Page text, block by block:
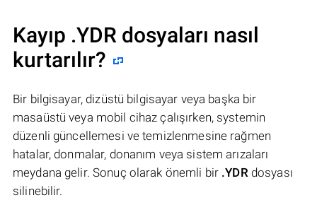
Kayıp .YDR dosyaları nasıl
kurtarılır?
Bir bilgisayar, dizüstü bilgisayar veya başka bir
masaüstü veya mobil cihaz çalışırken, systemin
düzenli güncellemesi ve temizlenmesine rağmen
hatalar, donmalar, donanım veya sistem arızaları
meydana gelir. Sonuç olarak önemli bir .YDR dosyası
silinebilir.